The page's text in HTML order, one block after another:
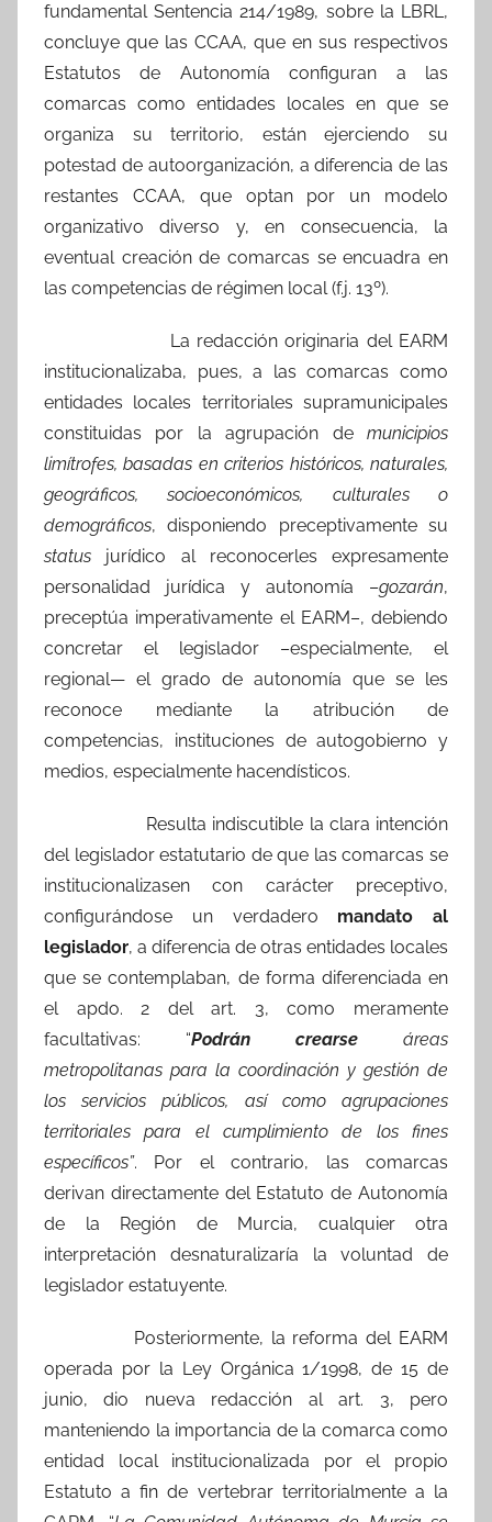
fundamental Sentencia 214/1989, sobre la LBRL,
concluye que las CCAA, que en sus respectivos
Estatutos de Autonomía configuran a las
comarcas como entidades locales en que se
organiza su territorio, están ejerciendo su
potestad de autoorganización, a diferencia de las
restantes CCAA, que optan por un modelo
organizativo diverso y, en consecuencia, la
eventual creación de comarcas se encuadra en
las competencias de régimen local (f.j. 13º).
La redacción originaria del EARM
institucionalizaba, pues, a las comarcas como
entidades locales territoriales supramunicipales
constituidas por la agrupación de municipios
limítrofes, basadas en criterios históricos, naturales,
geográficos, socioeconómicos, culturales o
demográficos, disponiendo preceptivamente su
status jurídico al reconocerles expresamente
personalidad jurídica y autonomía –gozarán,
preceptúa imperativamente el EARM–, debiendo
concretar el legislador –especialmente, el
regional— el grado de autonomía que se les
reconoce mediante la atribución de
competencias, instituciones de autogobierno y
medios, especialmente hacendísticos.
Resulta indiscutible la clara intención
del legislador estatutario de que las comarcas se
institucionalizasen con carácter preceptivo,
configurándose un verdadero mandato al
legislador, a diferencia de otras entidades locales
que se contemplaban, de forma diferenciada en
el apdo. 2 del art. 3, como meramente
facultativas: “Podrán crearse áreas
metropolitanas para la coordinación y gestión de
los servicios públicos, así como agrupaciones
territoriales para el cumplimiento de los fines
específicos”. Por el contrario, las comarcas
derivan directamente del Estatuto de Autonomía
de la Región de Murcia, cualquier otra
interpretación desnaturalizaría la voluntad de
legislador estatuyente.
Posteriormente, la reforma del EARM
operada por la Ley Orgánica 1/1998, de 15 de
junio, dio nueva redacción al art. 3, pero
manteniendo la importancia de la comarca como
entidad local institucionalizada por el propio
Estatuto a fin de vertebrar territorialmente a la